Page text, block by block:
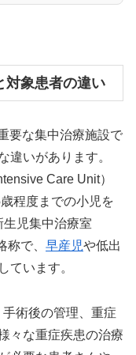
対象患者の違い
要な集中治療施設で
違いがあります。
Care Unit）
程度までの小児を
児集中治療室
称で、 早産児や低出
ています。
術後の管理、重症
々な重症疾患の治療